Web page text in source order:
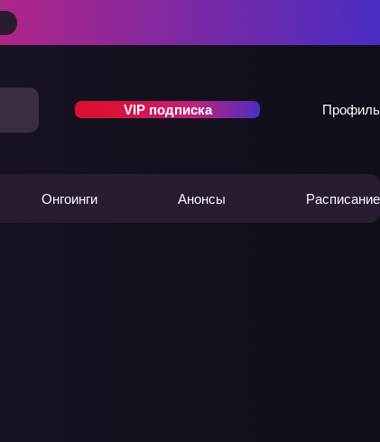
VIP подписка Профиль
Онгоинги Анонсы Расписание